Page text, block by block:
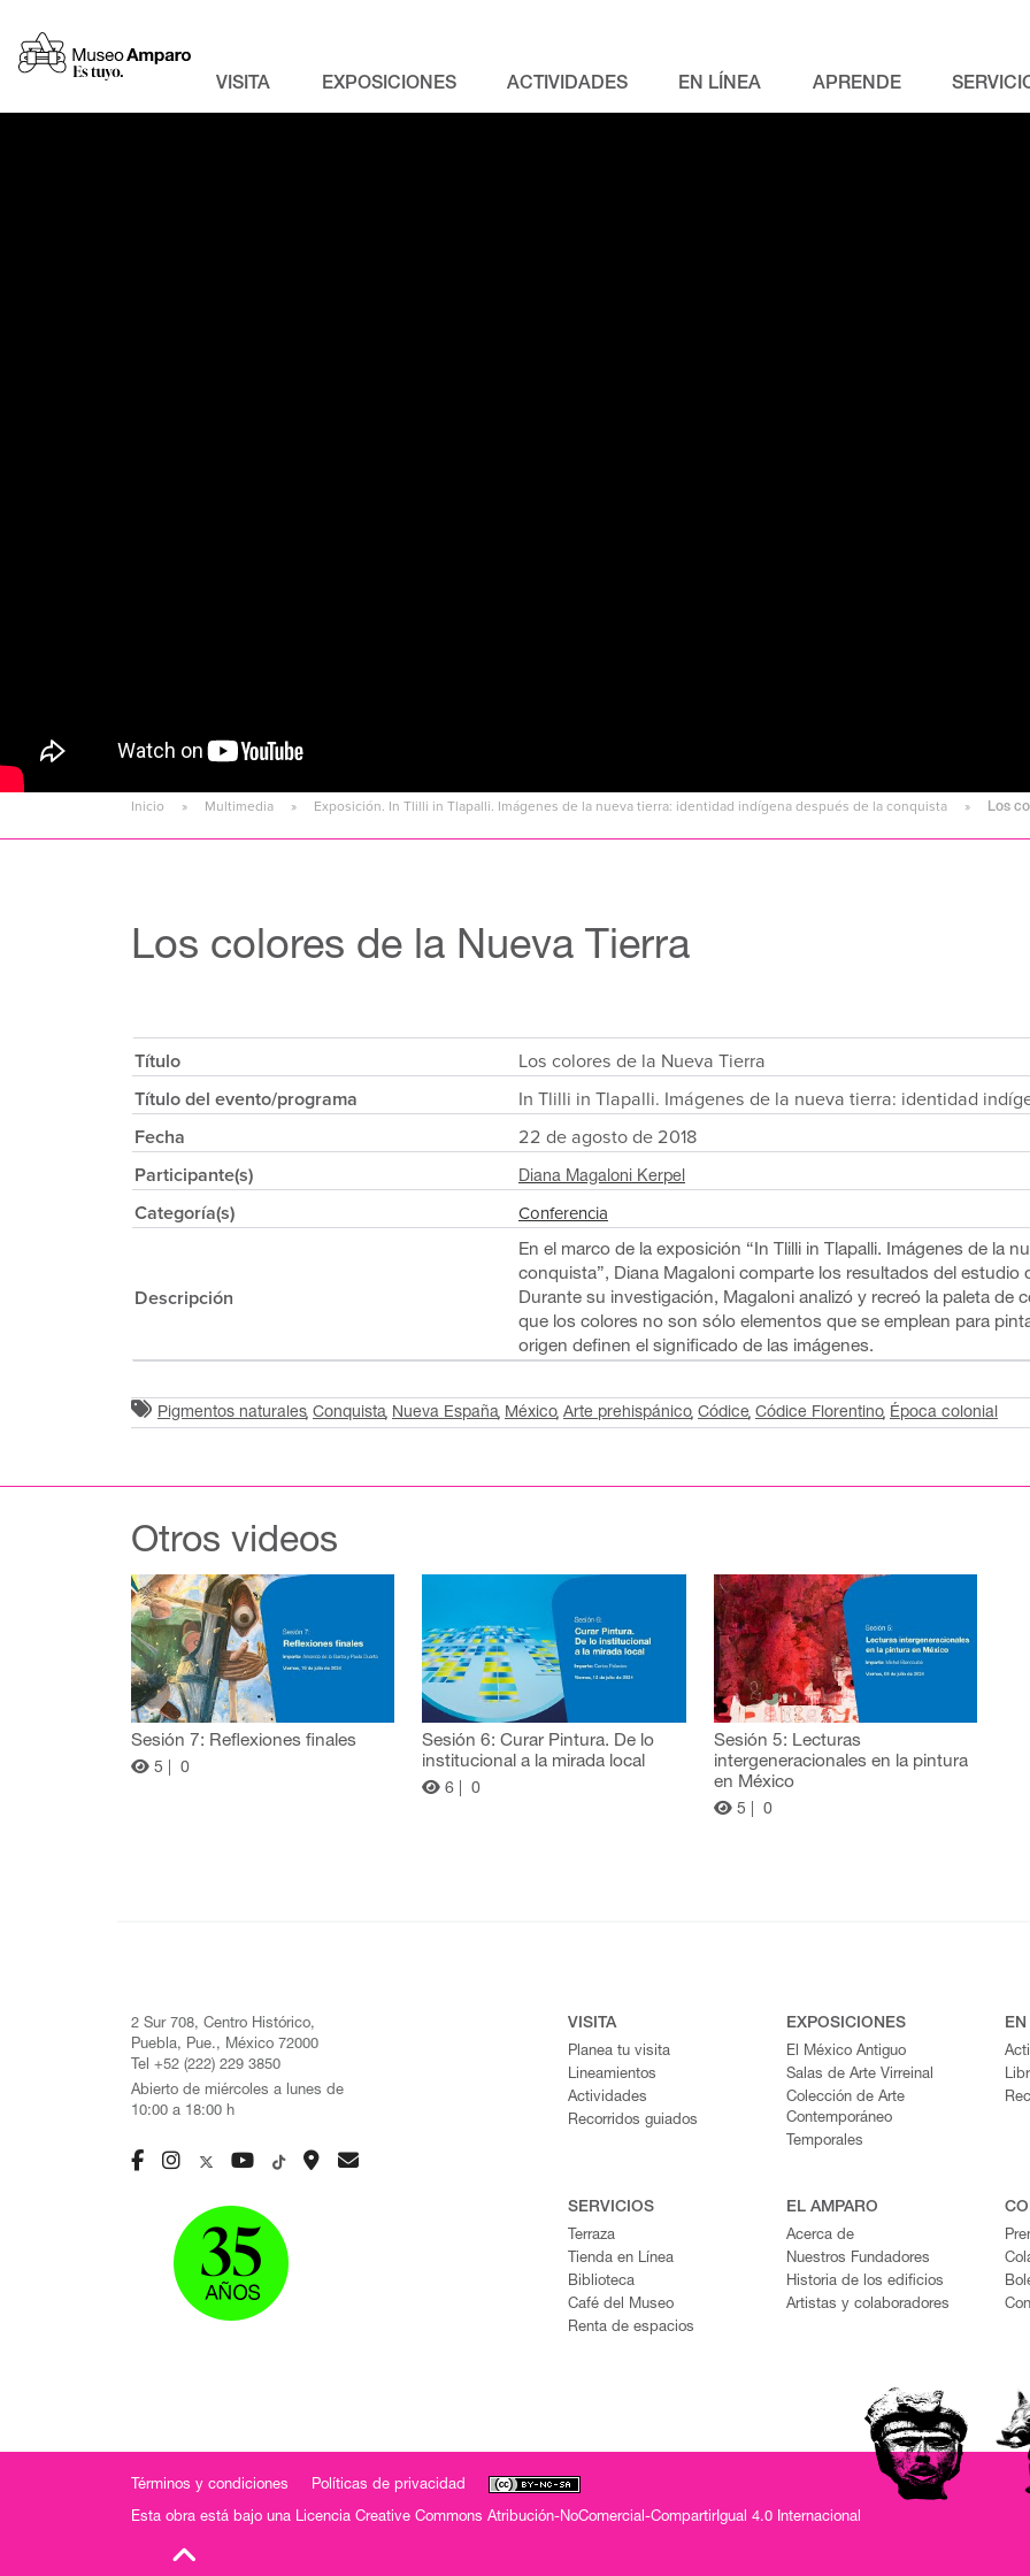
VISITA EXPOSICIONES ACTIVIDADES EN LÍNEA APRENDE
Inicio Multimedia Exposición. In Tlilli in Tlapalli. Imágenes de la nueva tierra: identidad indígena después de la conquista Los
Los colores de la Nueva Tierra
Título
Los colores de la Nueva Tierra
Título del evento/programa
In Tlilli in Tlapalli. Imágenes de la nueva tierra: identidad
Fecha
22 de agosto de 2018
Participante(s)
Diana Magaloni Kerpel
Categoría(s) Conferencia
Descripción
En el marco de la exposición “In Tlilli in Tlapalli. Imágenes de la
conquista”, Diana Magaloni comparte los resultados del estudio
Durante su investigación, Magaloni analizó y recreó la paleta
que los colores no son sólo elementos que se emplean para
origen definen el significado de las imágenes.
Pigmentos naturales Conquista Nueva España México Arte prehispánico Códice Códice Florentino Época colonial
Otros videos
Sesión 7: Reflexiones finales
5 | 0
Sesión 6: Curar Pintura. De lo
institucional a la mirada local
6 | 0
Sesión 5: Lecturas
intergeneracionales en la pintura
en México
5 | 0
2 Sur 708, Centro Histórico,
Puebla, Pue., México 72000
Tel +52 (222) 229 3850
Abierto de miércoles a lunes de
10:00 a 18:00 h
VISITA
Planea tu visita
Lineamientos
Actividades
Recorridos guiados
EXPOSICIONES
El México Antiguo
Salas de Arte Virreinal
Colección de Arte
Contemporáneo
Temporales
SERVICIOS
Terraza
Tienda en Línea
Biblioteca
Café del Museo
Renta de espacios
EL AMPARO
Acerca de
Nuestros Fundadores
Historia de los edificios
Artistas y colaboradores
Términos y condiciones Políticas de privacidad
Esta obra está bajo una Licencia Creative Commons Atribución-NoComercial-CompartirIgual 4.0 Internacional